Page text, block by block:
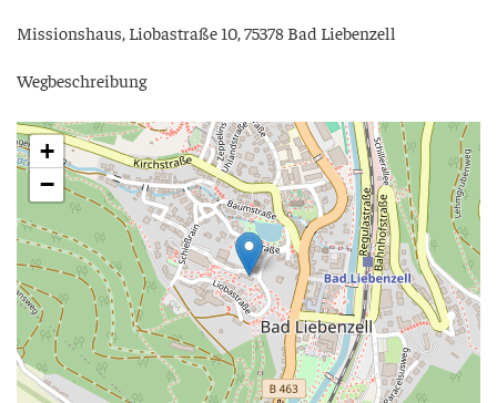
Mis­si­ons­haus, Lio­ba­stra­ße 10, 75378 Bad Liebenzell
Weg­be­schrei­bung
+
−